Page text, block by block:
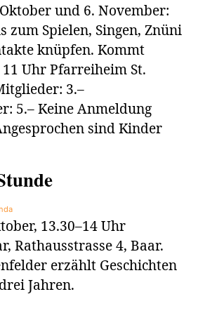
und 6. November:
zum Spielen, Singen, Znüni
knüpfen. Kommt
Uhr Pfarreiheim St.
3.–
5.– Keine Anmeldung
sind Kinder
13.30–14 Uhr
Rathausstrasse 4, Baar.
erzählt Geschichten
Jahren.